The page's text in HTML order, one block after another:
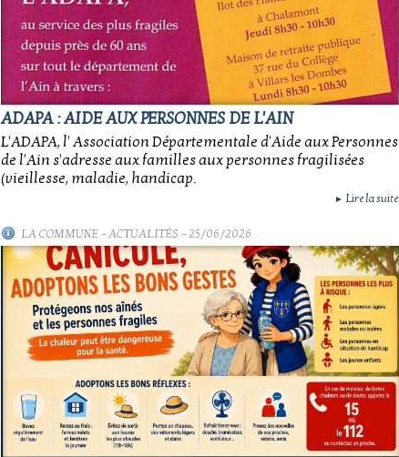
ADAPA : AIDE AUX PERSONNES DE L'AIN
L'ADAPA, l' Association Départementale d'Aide aux Personnes
de l'Ain s'adresse aux familles aux personnes fragilisées
(vieillesse, maladie, handicap.
► Lire la suite
LA COMMUNE-ACTUALITÉS - 25/06/2026